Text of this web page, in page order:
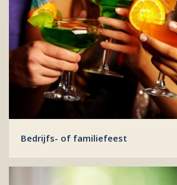
Bedrijfs- of familiefeest